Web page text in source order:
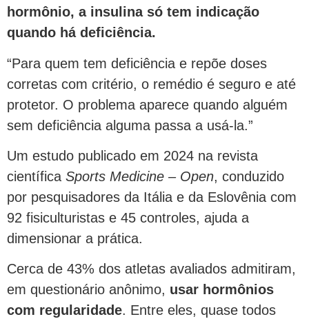
hormônio, a insulina só tem indicação
quando há deficiência.
“Para quem tem deficiência e repõe doses
corretas com critério, o remédio é seguro e até
protetor. O problema aparece quando alguém
sem deficiência alguma passa a usá-la.”
Um estudo publicado em 2024 na revista
científica Sports Medicine – Open, conduzido
por pesquisadores da Itália e da Eslovênia com
92 fisiculturistas e 45 controles, ajuda a
dimensionar a prática.
Cerca de 43% dos atletas avaliados admitiram,
em questionário anônimo, usar hormônios
com regularidade. Entre eles, quase todos